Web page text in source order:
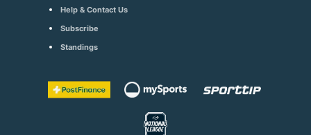
Help & Contact Us
Subscribe
Standings